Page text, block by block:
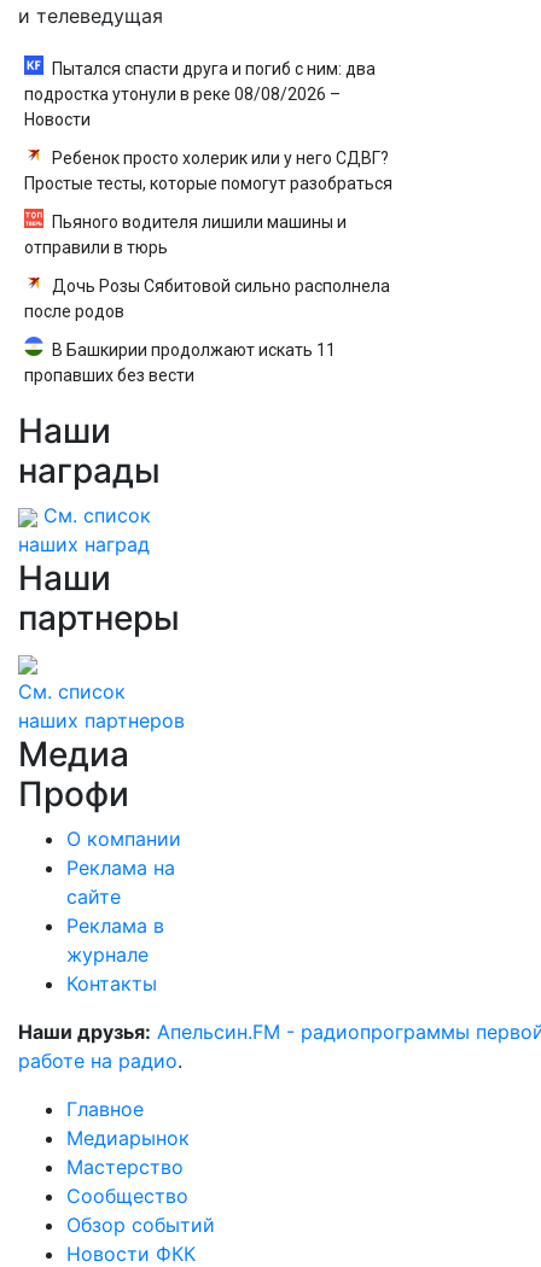
и телеведущая
Пытался спасти друга и погиб с ним: два
подростка утонули в реке 08/08/2026 –
Новости
Ребенок просто холерик или у него СДВГ?
Простые тесты, которые помогут разобраться
Пьяного водителя лишили машины и
отправили в тюрь
Дочь Розы Сябитовой сильно располнела
после родов
В Башкирии продолжают искать 11
пропавших без вести
Наши
награды
См. список
наших наград
Наши
партнеры
См. список
наших партнеров
Медиа
Профи
О компании
Реклама на
сайте
Реклама в
журнале
Контакты
Наши друзья: Апельсин.FM - радиопрограммы
работе на радио.
Главное
Медиарынок
Мастерство
Сообщество
Обзор событий
Новости ФКК